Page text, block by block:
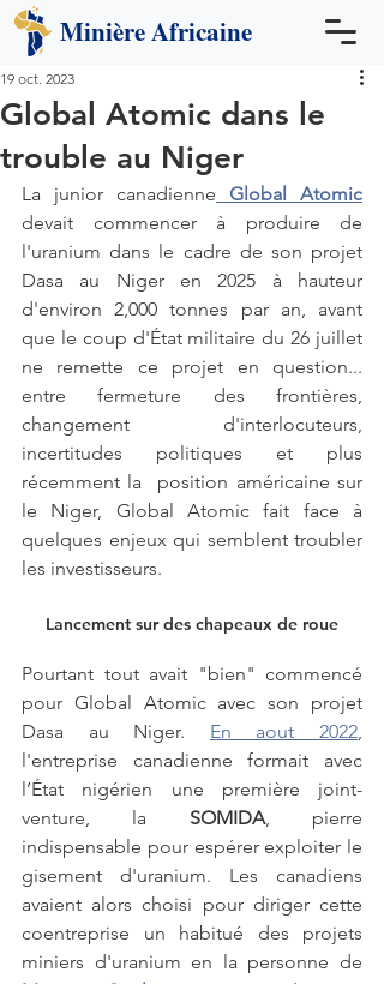
MinièreAfricaine
Global Atomic dans le
trouble au Niger
19 oct. 2023
La junior canadienne Global Atomic
devait commencer à produire de
l'uranium dans le cadre de son projet
Dasa au Niger en 2025 à hauteur
d'environ 2,000 tonnes par an, avant
que le coup d'État militaire du 26 juillet
ne remette ce projet en question...
entre fermeture des frontières,
changement d'interlocuteurs,
incertitudes politiques et plus
récemment la  position américaine sur
le Niger, Global Atomic fait face à
quelques enjeux qui semblent troubler
les investisseurs.
Lancement sur des chapeaux de roue
Pourtant tout avait "bien" commencé
pour Global Atomic avec son projet
Dasa au Niger. En aout 2022,
l'entreprise canadienne formait avec
l’État nigérien une première joint-
venture, la SOMIDA, pierre
indispensable pour espérer exploiter le
gisement d'uranium. Les canadiens
avaient alors choisi pour diriger cette
coentreprise un habitué des projets